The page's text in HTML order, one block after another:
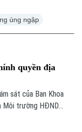
úng ngập
quyền địa
sát của Ban Khoa
Môi trường HĐND